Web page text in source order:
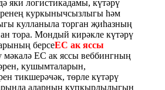
яки логистикадамы, күтәрү
куркынычсызлыгы һәм
кулланыла торган җиһазның
тора. Мондый кирәкле күтәрү
берсеEC ак яссы
мәкалә EC ак яссы веббингның
кушымталарын,
тикшерәчәк, төрле күтәрү
аларның күпкырлылыгын